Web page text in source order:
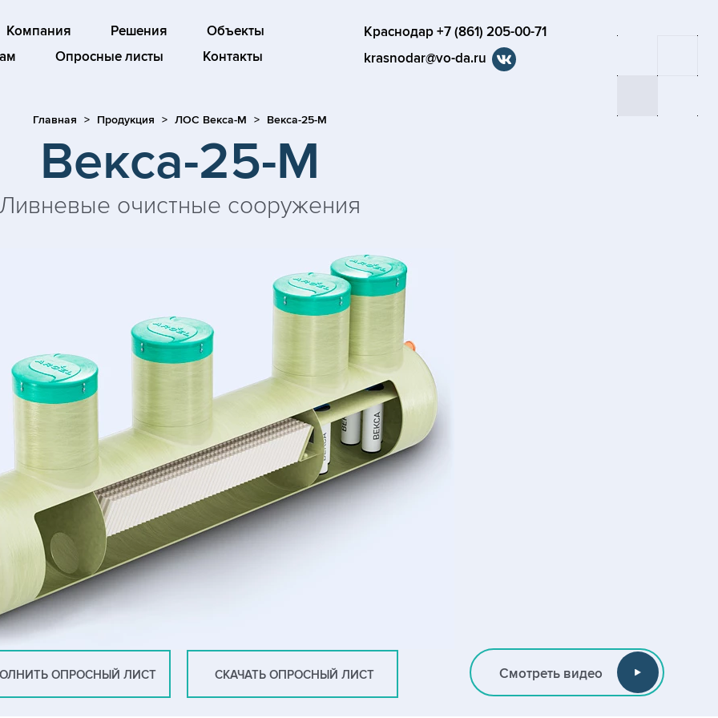
Компания Решения
Объекты
Опросные листы Контакты
Краснодар +7 (861) 205-00-71
krasnodar@vo-da.ru
Главная Продукция ЛОС Векса-М Векса-25-М
Векса-25-М
очистные сооружения
ОПРОСНЫЙ ЛИСТ СКАЧАТЬ ОПРОСНЫЙ ЛИСТ Смотреть видео